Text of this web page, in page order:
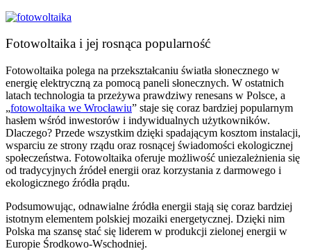
Fotowoltaika i jej rosnąca popularność
Fotowoltaika polega na przekształcaniu światła słonecznego w
energię elektryczną za pomocą paneli słonecznych. W ostatnich
latach technologia ta przeżywa prawdziwy renesans w Polsce, a
„fotowoltaika we Wrocławiu” staje się coraz bardziej popularnym
hasłem wśród inwestorów i indywidualnych użytkowników.
Dlaczego? Przede wszystkim dzięki spadającym kosztom instalacji,
wsparciu ze strony rządu oraz rosnącej świadomości ekologicznej
społeczeństwa. Fotowoltaika oferuje możliwość uniezależnienia się
od tradycyjnych źródeł energii oraz korzystania z darmowego i
ekologicznego źródła prądu.
Podsumowując, odnawialne źródła energii stają się coraz bardziej
istotnym elementem polskiej mozaiki energetycznej. Dzięki nim
Polska ma szansę stać się liderem w produkcji zielonej energii w
Europie Środkowo-Wschodniej.